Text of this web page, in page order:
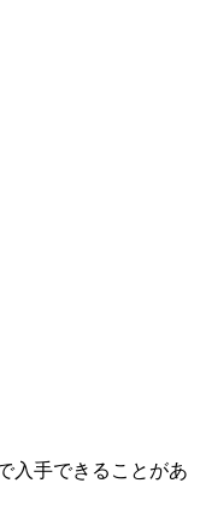
入手できることがあ